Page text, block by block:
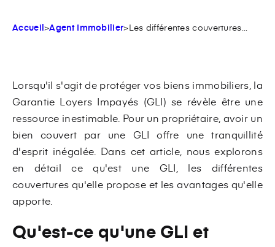
Accueil>Agent Immobilier>Les différentes couvertures...
Lorsqu'il s'agit de protéger vos biens immobiliers, la
Garantie Loyers Impayés (GLI) se révèle être une
ressource inestimable. Pour un propriétaire, avoir un
bien couvert par une GLI offre une tranquillité
d'esprit inégalée. Dans cet article, nous explorons
en détail ce qu'est une GLI, les différentes
couvertures qu'elle propose et les avantages qu'elle
apporte.
Qu'est-ce qu'une GLI et